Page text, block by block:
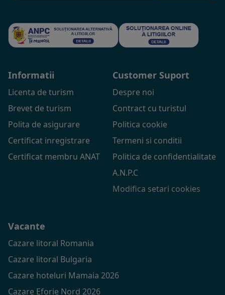
Informatii
Licenta de turism
Brevet de turism
Polita de asigurare
Certificat inregistrare
Certificat membru ANAT
Customer Suport
Despre noi
Contract cu turistul
Politica cookie
Termeni si conditii
Politica de confidentialitate
A.N.P.C
Modifica setari cookies
Vacante
Cazare litoral Romania
Cazare litoral Bulgaria
Cazare hoteluri Mamaia 2026
Cazare Eforie Nord 2026